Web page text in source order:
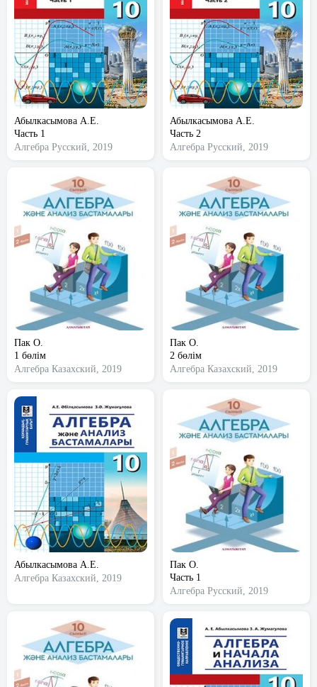
Абылкасымова А.Е.
Часть 1
Алгебра Русский, 2019
Абылкасымова А.Е.
Часть 2
Алгебра Русский, 2019
Пак О.
1 бөлім
Алгебра Казахский, 2019
Пак О.
2 бөлім
Алгебра Казахский, 2019
Абылкасымова А.Е.
Алгебра Казахский, 2019
Пак О.
Часть 1
Алгебра Русский, 2019